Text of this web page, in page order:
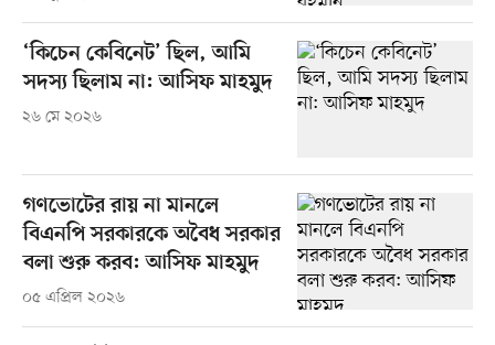
‘কিচেন কেবিনেট’ ছিল, আমি
সদস্য ছিলাম না: আসিফ মাহমুদ
২৬ মে ২০২৬
গণভোটের রায় না মানলে
বিএনপি সরকারকে অবৈধ সরকার
বলা শুরু করব: আসিফ মাহমুদ
০৫ এপ্রিল ২০২৬